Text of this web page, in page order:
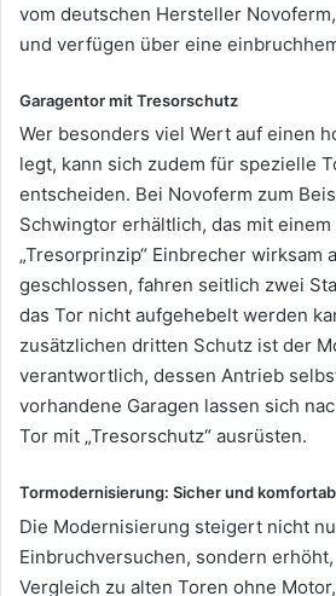
vom deutschen Hersteller
und verfügen über eine
Garagentor mit Tresorschutz
Wer besonders viel Wert auf einen
legt, kann sich zudem für spezielle
entscheiden. Bei Novoferm zum
Schwingtor erhältlich, das mit einem
„Tresorprinzip“ Einbrecher wirksam
geschlossen, fahren seitlich zwei
das Tor nicht aufgehebelt werden
zusätzlichen dritten Schutz ist der
verantwortlich, dessen Antrieb
vorhandene Garagen lassen sich
Tor mit „Tresorschutz“ ausrüsten.
Tormodernisierung: Sicher und
Die Modernisierung steigert nicht
Einbruchversuchen, sondern
Vergleich zu alten Toren ohne